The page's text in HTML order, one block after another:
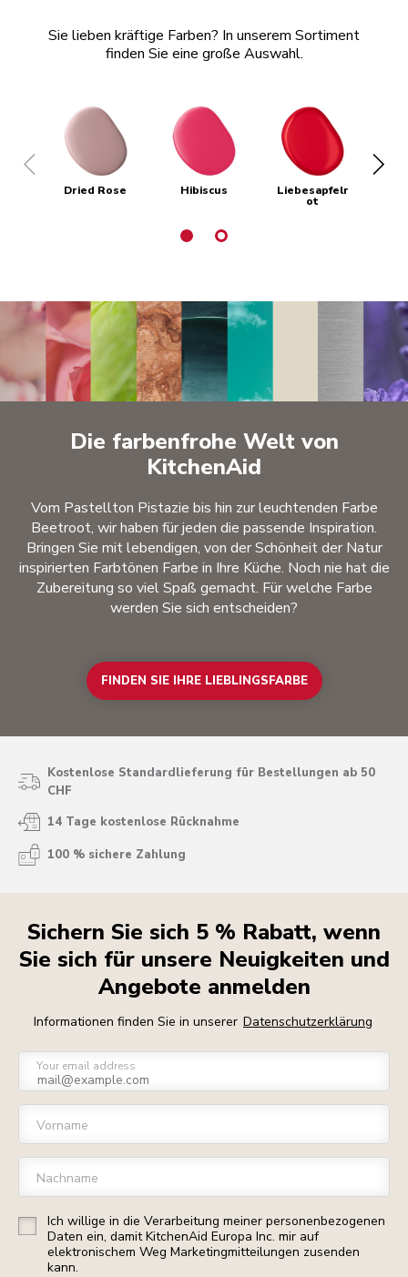
Sie lieben kräftige Farben? In unserem Sortiment
finden Sie eine große Auswahl.
Dried Rose Hibiscus Liebesapfelr
ot
Die farbenfrohe Welt von
KitchenAid
Vom Pastellton Pistazie bis hin zur leuchtenden Farbe
Beetroot, wir haben für jeden die passende Inspiration.
Bringen Sie mit lebendigen, von der Schönheit der Natur
inspirierten Farbtönen Farbe in Ihre Küche. Noch nie hat die
Zubereitung so viel Spaß gemacht. Für welche Farbe
werden Sie sich entscheiden?
FINDEN SIE IHRE LIEBLINGSFARBE
Kostenlose Standardlieferung für Bestellungen ab 50
CHF
14 Tage kostenlose Rücknahme
100 % sichere Zahlung
Sichern Sie sich 5 % Rabatt, wenn
Sie sich für unsere Neuigkeiten und
Angebote anmelden
Informationen finden Sie in unserer Datenschutzerklärung
Your email address
Vorname
Nachname
Ich willige in die Verarbeitung meiner personenbezogenen
Daten ein, damit KitchenAid Europa Inc. mir auf
elektronischem Weg Marketingmitteilungen zusenden
kann.